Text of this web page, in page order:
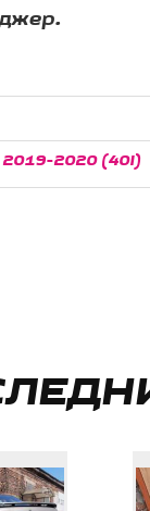
2020 (40I)